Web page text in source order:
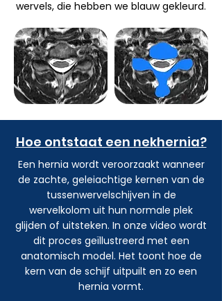
wervels, die hebben we blauw gekleurd.
Hoe ontstaat een nekhernia?
Een hernia wordt veroorzaakt wanneer
de zachte, geleiachtige kernen van de
tussenwervelschijven in de
wervelkolom uit hun normale plek
glijden of uitsteken. In onze video wordt
dit proces geïllustreerd met een
anatomisch model. Het toont hoe de
kern van de schijf uitpuilt en zo een
hernia vormt.